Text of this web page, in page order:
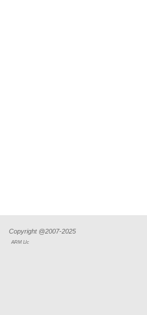
Copyright @2007-2025
ARM Llc